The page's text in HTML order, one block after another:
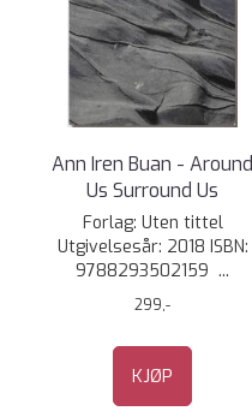
Ann Iren Buan - Around
Us Surround Us
Forlag: Uten tittel
Utgivelsesår: 2018 ISBN:
9788293502159 ...
299,-
KJØP